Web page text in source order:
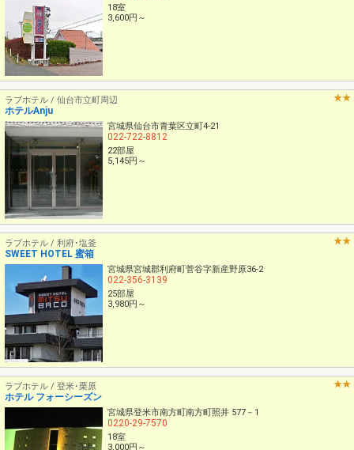
18室
3,600円～
ラブホテル / 仙台市立町周辺
ホテルAnju
宮城県仙台市青葉区立町4-21
022-722-8812
22部屋
5,145円～
ラブホテル / 利府･塩釜
SWEET HOTEL 蜜箱
宮城県宮城郡利府町菅谷字新産野原36-2
022-356-3139
25部屋
3,980円～
ラブホテル / 登米･栗原
ホテル フォーシーズン
宮城県登米市南方町南方町照井 577－1
0220-29-7570
18室
3,000円～